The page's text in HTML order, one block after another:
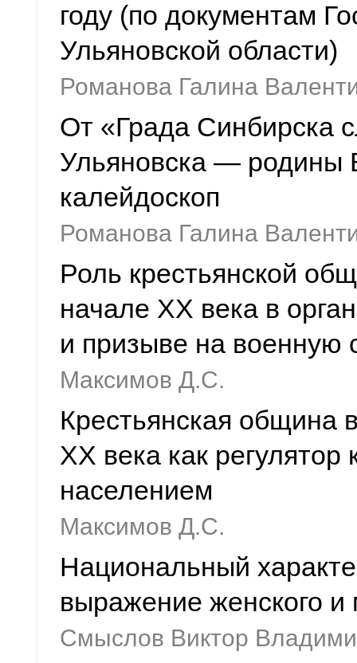
году (по документам
Ульяновской области)
Романова Галина
От «Града Синбирска
Ульяновска — родины
калейдоскоп
Романова Галина
Роль крестьянской
начале ХХ века в
и призыве на военную
Максимов Д.С.
Крестьянская община
ХХ века как регулятор
населением
Максимов Д.С.
Национальный
выражение женского и
Смыслов Виктор